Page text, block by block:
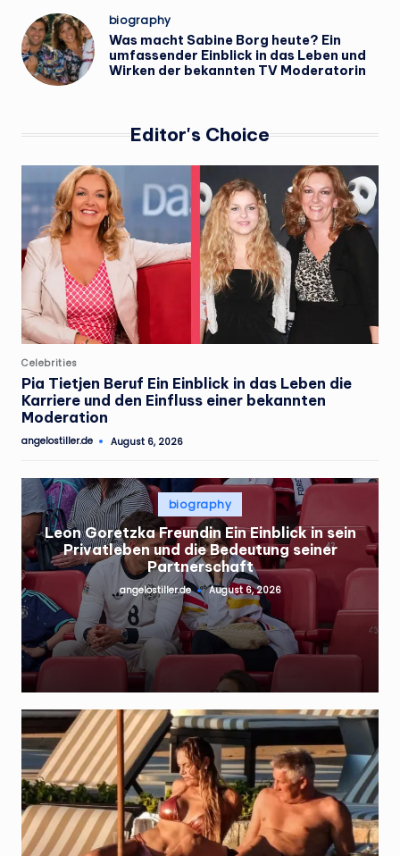
Posted
in
biography
Was macht Sabine Borg heute? Ein
umfassender Einblick in das Leben und
Wirken der bekannten TV Moderatorin
Editor's Choice
Posted
in
Celebrities
Pia Tietjen Beruf Ein Einblick in das Leben die
Karriere und den Einfluss einer bekannten
Moderation
Posted
angelostiller.de August 6, 2026
Posted
in
biography
Leon Goretzka Freundin Ein Einblick in sein
Privatleben und die Bedeutung seiner
Partnerschaft
Posted
by
angelostiller.de August 6, 2026